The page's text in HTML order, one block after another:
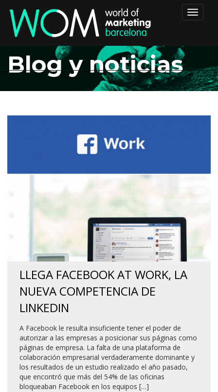
Toggle
Blog y noticias
LLEGA FACEBOOK AT WORK, LA
NUEVA COMPETENCIA DE
LINKEDIN
A Facebook le resulta insuficiente tener el poder de
autorizar a las empresas a posicionar sus páginas como
páginas de empresa. La falta de una plataforma de
colaboración empresarial verdaderamente dominante y
los resultados de un estudio realizado el año pasado,
que encontró que más del 54% de las oficinas
bloqueaban Facebook en los equipos […]